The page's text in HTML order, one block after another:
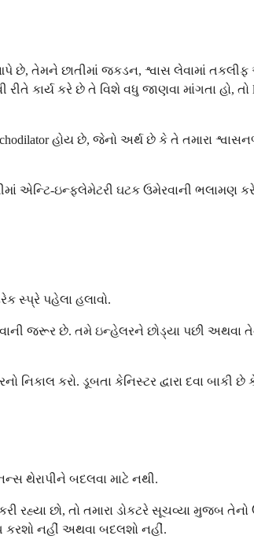
તેમને છાતીમાં જકડન, શ્વાસ લેવામાં તકલીફ
કરે છે તે વિશે વધુ જાણવા માંગતા હો, તો
હોય છે, જેનો અર્થ છે કે તે તમારા
એન્ટિ-ઇન્ફ્લેમેટરી ઘટક ઉમેરવાની ભલામણ
સ્પ્રે પહેલા હલાવો.
જરૂર છે. તમે ઇન્હેલરને છોડ્યા પછી અથવા
કરો. ડૂબતા કેનિસ્ટર દ્વારા દવા બાકી
થેરાપીને બદલવા માટે નથી.
છો, તો તમારા ડોકટરે સૂચવ્યા મુજબ તેનો
કરશો નહીં અથવા બદલશો નહીં.